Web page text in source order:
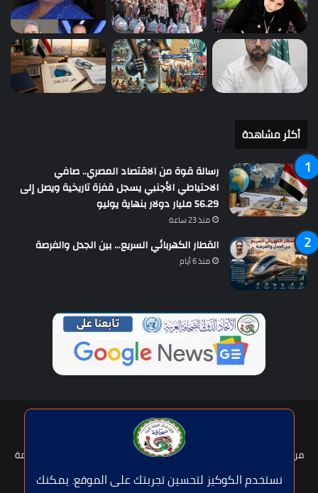
نستخدم الكوكيز لتحسين تجربتك على الموقع. يمكنك
أكثر مشاهدة
رسالة قوة من الاقتصاد المصري.. صافي
الاحتياطي الأجنبي يسجل قفزة تاريخية ويصل إلى
56.29 مليار دولار بنهاية يوليو
منذ 23 ساعة
القطار الكهربائي السريع… بين الجدل والفرصة
منذ 6 أيام
حقوق النشر © | جميع الحقوق محفوظة للاتحاد الدولى للصحافة العربية
2026
من نحن؟
عضوية الإتحاد سياسة الخصوصية
شروط الخدمة